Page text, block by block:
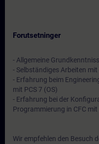
Forutsetninger
- Allgemeine
- Selbständiges Arbeiten mit
- Erfahrung beim
mit PCS 7 (OS)
- Erfahrung bei der
Programmierung in CFC mit
Wir empfehlen den Besuch